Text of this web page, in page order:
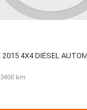
2015 4X4 DIÉSEL
km